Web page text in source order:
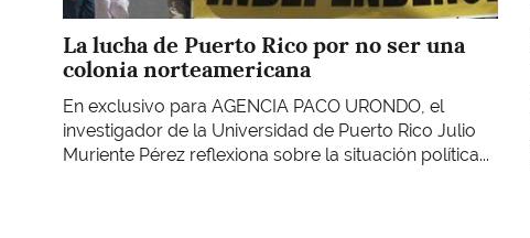
La lucha de Puerto Rico por no ser una
colonia norteamericana
En exclusivo para AGENCIA PACO URONDO, el
investigador de la Universidad de Puerto Rico Julio
Muriente Pérez reflexiona sobre la situación política...